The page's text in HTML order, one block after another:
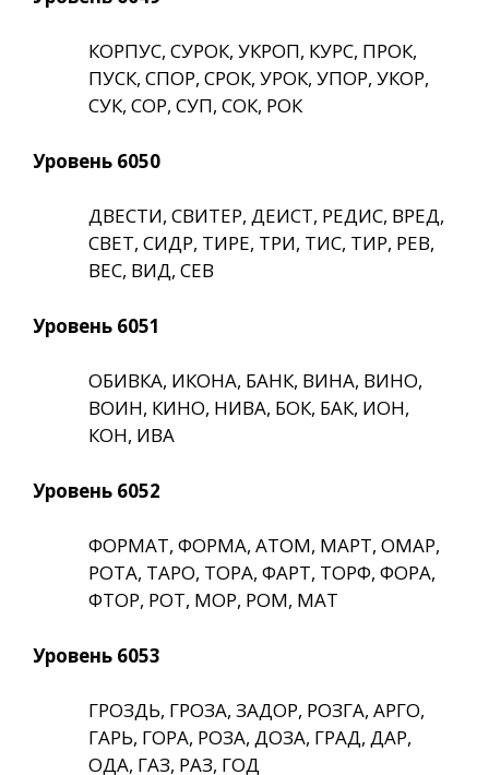
КОРПУС, СУРОК, УКРОП, КУРС, ПРОК,
ПУСК, СПОР, СРОК, УРОК, УПОР, УКОР,
СУК, СОР, СУП, СОК, РОК
Уровень 6050
ДВЕСТИ, СВИТЕР, ДЕИСТ, РЕДИС, ВРЕД,
СВЕТ, СИДР, ТИРЕ, ТРИ, ТИС, ТИР, РЕВ,
ВЕС, ВИД, СЕВ
Уровень 6051
ОБИВКА, ИКОНА, БАНК, ВИНА, ВИНО,
ВОИН, КИНО, НИВА, БОК, БАК, ИОН,
КОН, ИВА
Уровень 6052
ФОРМАТ, ФОРМА, АТОМ, МАРТ, ОМАР,
РОТА, ТАРО, ТОРА, ФАРТ, ТОРФ, ФОРА,
ФТОР, РОТ, МОР, РОМ, МАТ
Уровень 6053
ГРОЗДЬ, ГРОЗА, ЗАДОР, РОЗГА, АРГО,
ГАРЬ, ГОРА, РОЗА, ДОЗА, ГРАД, ДАР,
ОДА, ГАЗ, РАЗ, ГОД